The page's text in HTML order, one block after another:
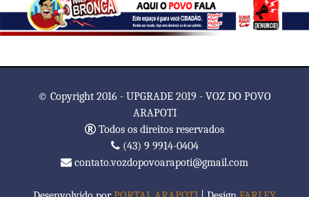
© Copyright 2016 - UPGRADE 2019 - VOZ DO POVO
ARAPOTI
Todos os direitos reservados
(43) 9 9914-0404
contato.vozdopovoarapoti@gmail.com